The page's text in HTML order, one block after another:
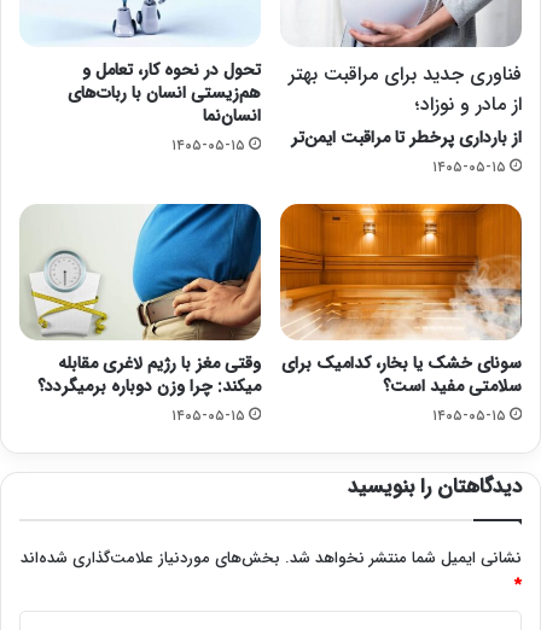
فناوری جدید برای مراقبت بهتر
از مادر و نوزاد؛
از بارداری پرخطر تا مراقبت ایمن‌تر
۱۴۰۵-۰۵-۱۵
تحول در نحوه کار، تعامل و
هم‌زیستی انسان با ربات‌های
انسان‌نما
۱۴۰۵-۰۵-۱۵
سونای خشک یا بخار، کدامیک برای
سلامتی مفید است؟
۱۴۰۵-۰۵-۱۵
وقتی مغز با رژیم لاغری مقابله
میکند: چرا وزن دوباره برمیگردد؟
۱۴۰۵-۰۵-۱۵
دیدگاهتان را بنویسید
نشانی ایمیل شما منتشر نخواهد شد. بخش‌های موردنیاز علامت‌گذاری شده‌اند
*